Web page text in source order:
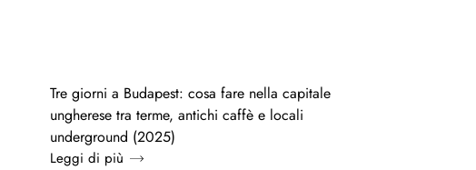
Tre giorni a Budapest: cosa fare nella capitale
ungherese tra terme, antichi caffè e locali
underground (2025)
Leggi di più